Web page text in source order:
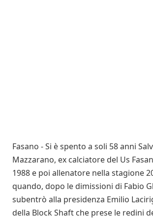
Fasano ­- Si è spento a soli 58 anni
Mazzarano, ex calciatore del Us
1988 e poi allenatore nella stagione
quando, dopo le dimissioni di Fabio
subentrò alla presidenza Emilio
della Block Shaft che prese le redini